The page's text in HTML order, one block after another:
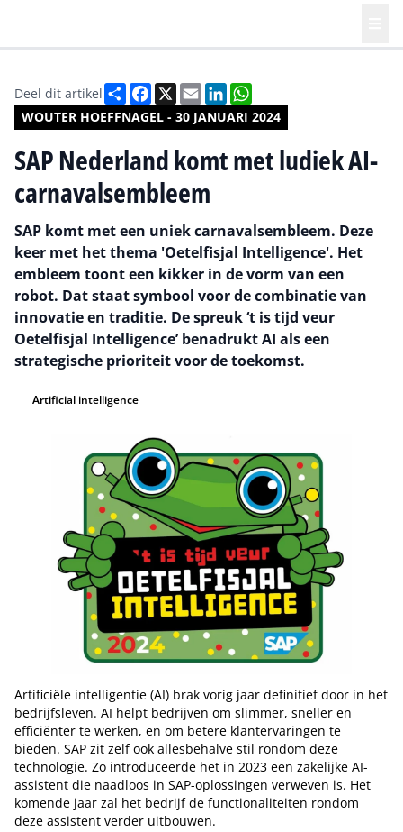
WOUTER HOEFFNAGEL - 30 JANUARI 2024
Deel dit artikel DeelFacebook
X EmailLinkedIn
SAP Nederland komt met ludiek AI-
carnavalsembleem
SAP komt met een uniek carnavalsembleem. Deze
keer met het thema 'Oetelfisjal Intelligence'. Het
embleem toont een kikker in de vorm van een
robot. Dat staat symbool voor de combinatie van
innovatie en traditie. De spreuk ‘t is tijd veur
Oetelfisjal Intelligence’ benadrukt AI als een
strategische prioriteit voor de toekomst.
Artificial intelligence
Artificiële intelligentie (AI) brak vorig jaar definitief door in het
bedrijfsleven. AI helpt bedrijven om slimmer, sneller en
efficiënter te werken, en om betere klantervaringen te
bieden. SAP zit zelf ook allesbehalve stil rondom deze
technologie. Zo introduceerde het in 2023 een zakelijke AI-
assistent die naadloos in SAP-oplossingen verweven is. Het
komende jaar zal het bedrijf de functionaliteiten rondom
deze assistent verder uitbouwen.